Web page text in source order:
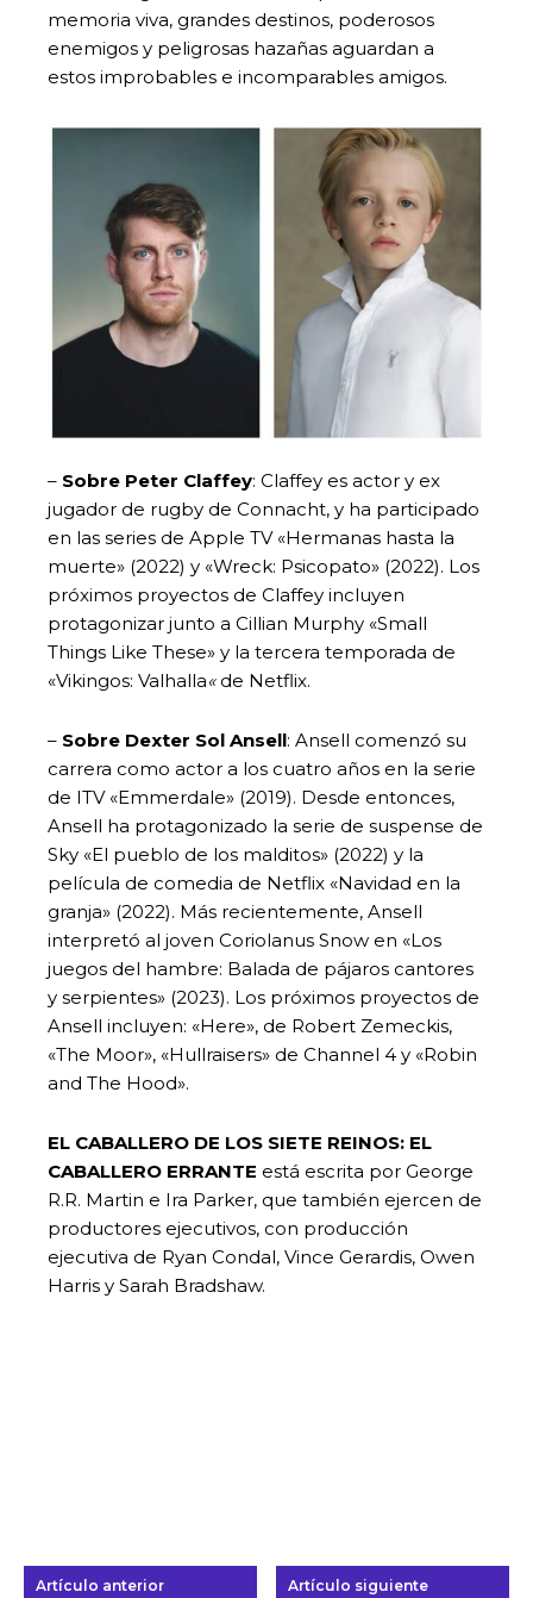
memoria viva, grandes destinos, poderosos
enemigos y peligrosas hazañas aguardan a
estos improbables e incomparables amigos.
– Sobre Peter Claffey: Claffey es actor y ex
jugador de rugby de Connacht, y ha participado
en las series de Apple TV «Hermanas hasta la
muerte» (2022) y «Wreck: Psicopato» (2022). Los
próximos proyectos de Claffey incluyen
protagonizar junto a Cillian Murphy «Small
Things Like These» y la tercera temporada de
«Vikingos: Valhalla«de Netflix.
– Sobre Dexter Sol Ansell: Ansell comenzó su
carrera como actor a los cuatro años en la serie
de ITV «Emmerdale» (2019). Desde entonces,
Ansell ha protagonizado la serie de suspense de
Sky «El pueblo de los malditos» (2022) y la
película de comedia de Netflix «Navidad en la
granja» (2022). Más recientemente, Ansell
interpretó al joven Coriolanus Snow en «Los
juegos del hambre: Balada de pájaros cantores
y serpientes» (2023). Los próximos proyectos de
Ansell incluyen: «Here», de Robert Zemeckis,
«The Moor», «Hullraisers» de Channel 4 y «Robin
and The Hood».
EL CABALLERO DE LOS SIETE REINOS: EL
CABALLERO ERRANTE está escrita por George
R.R. Martin e Ira Parker, que también ejercen de
productores ejecutivos, con producción
ejecutiva de Ryan Condal, Vince Gerardis, Owen
Harris y Sarah Bradshaw.
Artículo anterior Artículo siguiente